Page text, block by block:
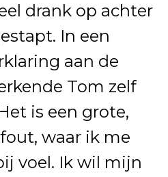
drank op achter
In een
aan de
Tom zelf
is een grote,
waar ik me
voel. Ik wil mijn